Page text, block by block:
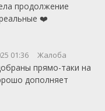
продолжение
❤️
01:36 Жалоба
прямо-таки на
дополняет